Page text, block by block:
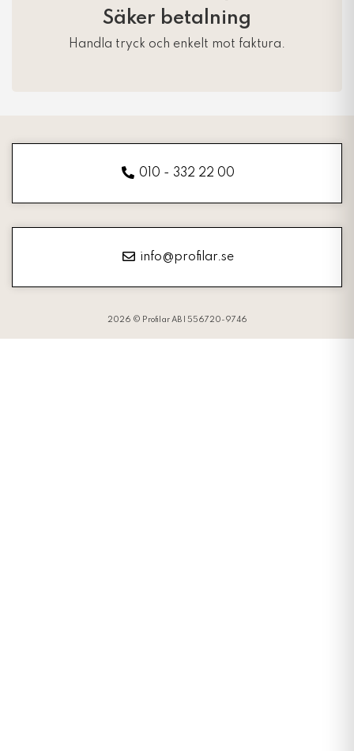
Säker betalning
Handla tryck och enkelt mot faktura.
010 - 332 22 00
info@profilar.se
2026 © Profilar AB | 556720-9746